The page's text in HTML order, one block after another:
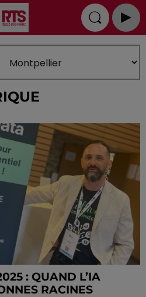
: QUAND L’IA
RACINES